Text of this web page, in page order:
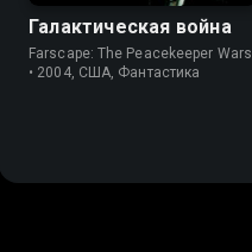
Галактическая война
Farscape: The Peacekeeper Wars
• 2004, США, Фантастика